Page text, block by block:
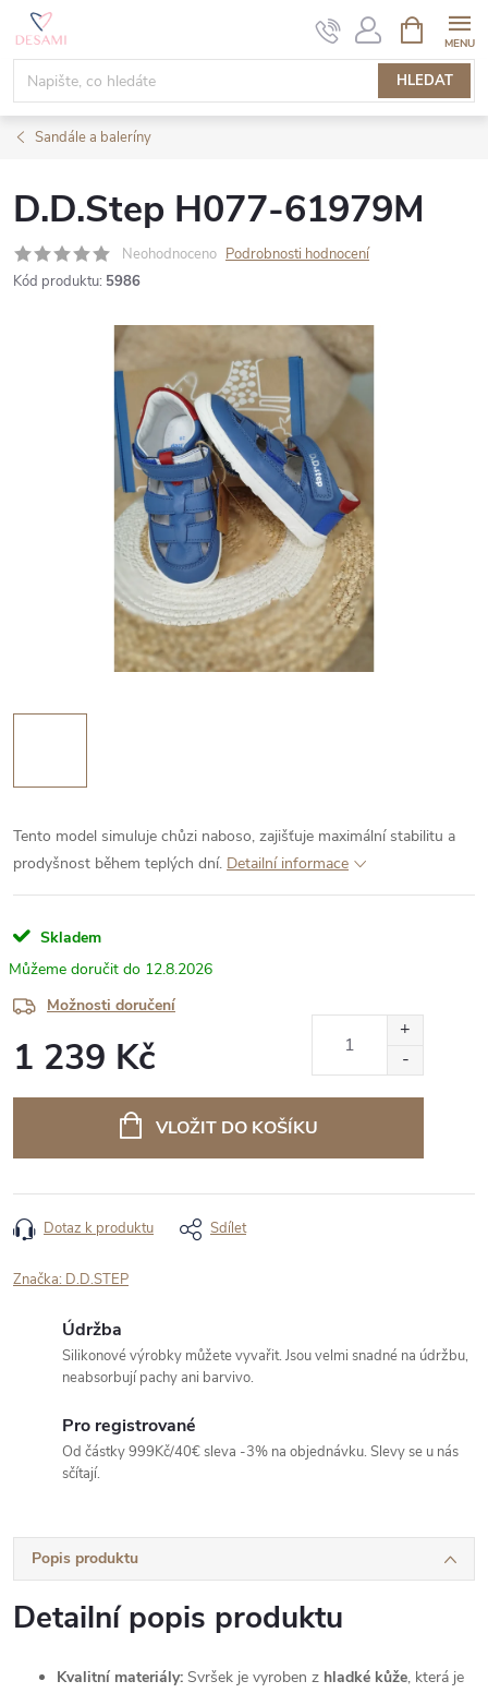
Přejít
obsah
HLEDAT
NÁKUPNÍ
KOŠÍK
Sandále a baleríny
D.D.Step H077-61979M
Neohodnoceno Podrobnosti hodnocení
Kód produktu: 5986
Tento model simuluje chůzi naboso, zajišťuje maximální stabilitu a
prodyšnost během teplých dní. Detailní informace
Skladem
12.8.2026
Možnosti doručení
1 239 Kč
VLOŽIT DO KOŠÍKU
Dotaz k produktu Sdílet
Značka: D.D.STEP
Údržba
Silikonové výrobky můžete vyvařit. Jsou velmi snadné na údržbu,
neabsorbují pachy ani barvivo.
Pro registrované
Od částky 999Kč/40€ sleva -3% na objednávku. Slevy se u nás
sčítají.
Popis produktu
Detailní popis produktu
Kvalitní materiály: Svršek je vyroben z hladké kůže, která je